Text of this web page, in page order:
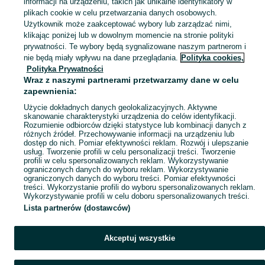
Popularne wyszukiwania
plikach cookie w celu przetwarzania danych osobowych.
Użytkownik może zaakceptować wybory lub zarządzać nimi,
klikając poniżej lub w dowolnym momencie na stronie polityki
prywatności. Te wybory będą sygnalizowane naszym partnerom i
nie będą miały wpływu na dane przeglądania. Polityka cookies,
Polityka Prywatności
Wraz z naszymi partnerami przetwarzamy dane w celu
zapewnienia:
Użycie dokładnych danych geolokalizacyjnych. Aktywne
skanowanie charakterystyki urządzenia do celów identyfikacji.
Rozumienie odbiorców dzięki statystyce lub kombinacji danych z
różnych źródeł. Przechowywanie informacji na urządzeniu lub
dostęp do nich. Pomiar efektywności reklam. Rozwój i ulepszanie
usług. Tworzenie profili w celu personalizacji treści. Tworzenie
profili w celu spersonalizowanych reklam. Wykorzystywanie
ograniczonych danych do wyboru reklam. Wykorzystywanie
ograniczonych danych do wyboru treści. Pomiar efektywności
treści. Wykorzystanie profili do wyboru spersonalizowanych reklam.
Wykorzystywanie profili w celu doboru spersonalizowanych treści.
Lista partnerów (dostawców)
Akceptuj wszystkie